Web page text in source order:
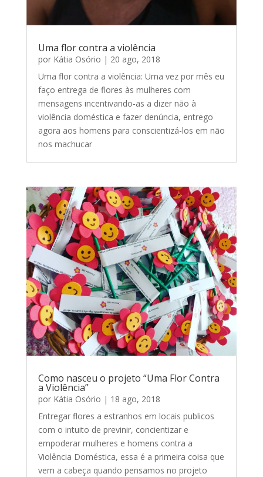
Uma flor contra a violência
por Kátia Osório | 20 ago, 2018
Uma flor contra a violência: Uma vez por mês eu
faço entrega de flores às mulheres com
mensagens incentivando-as a dizer não à
violência doméstica e fazer denúncia, entrego
agora aos homens para conscientizá-los em não
nos machucar
Como nasceu o projeto “Uma Flor Contra
a Violência”
por Kátia Osório | 18 ago, 2018
Entregar flores a estranhos em locais publicos
com o intuito de previnir, concientizar e
empoderar mulheres e homens contra a
Violência Doméstica, essa é a primeira coisa que
vem a cabeça quando pensamos no projeto